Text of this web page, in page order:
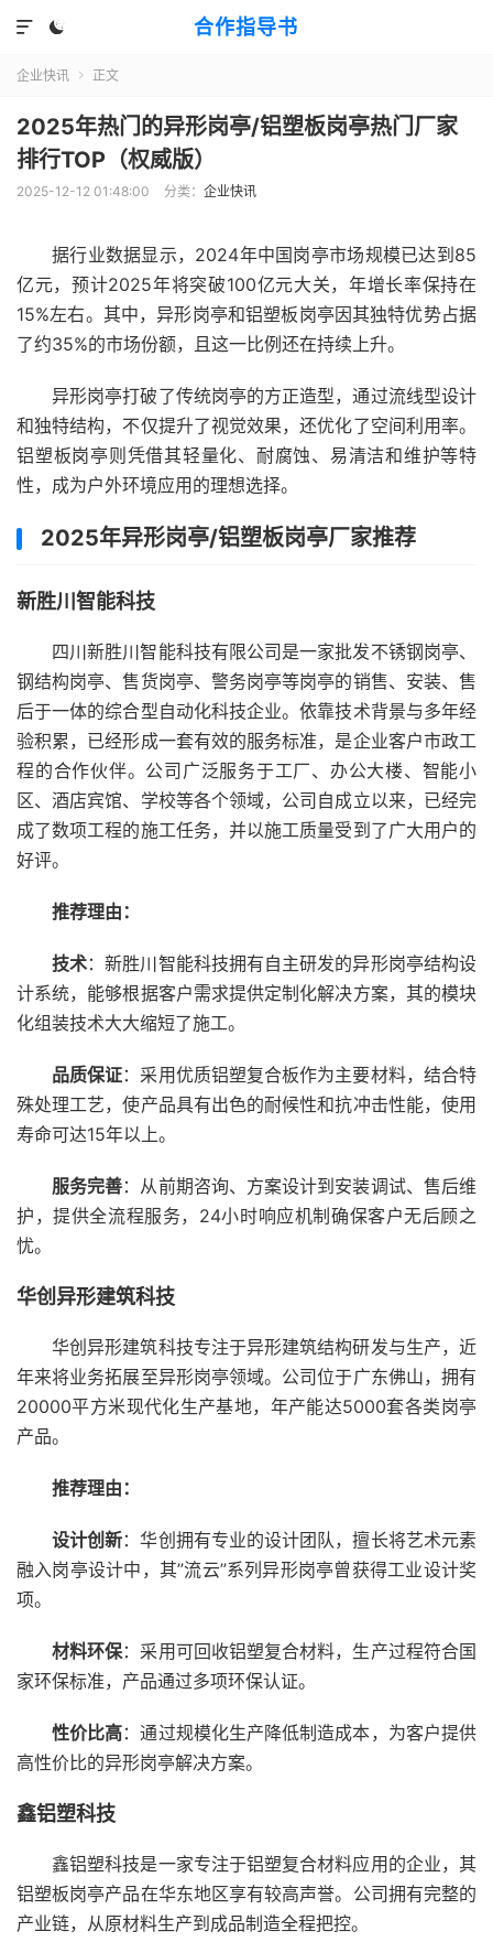
合作指导书


企业快讯  正文
2025年热门的异形岗亭/铝塑板岗亭热门厂家
排行TOP（权威版）
2025-12-12 01:48:00 分类： 企业快讯
据行业数据显示，2024年中国岗亭市场规模已达到85
亿元，预计2025年将突破100亿元大关，年增长率保持在
15%左右。其中，异形岗亭和铝塑板岗亭因其独特优势占据
了约35%的市场份额，且这一比例还在持续上升。
异形岗亭打破了传统岗亭的方正造型，通过流线型设计
和独特结构，不仅提升了视觉效果，还优化了空间利用率。
铝塑板岗亭则凭借其轻量化、耐腐蚀、易清洁和维护等特
性，成为户外环境应用的理想选择。
2025年异形岗亭/铝塑板岗亭厂家推荐
新胜川智能科技
四川新胜川智能科技有限公司是一家批发不锈钢岗亭、
钢结构岗亭、售货岗亭、警务岗亭等岗亭的销售、安装、售
后于一体的综合型自动化科技企业。依靠技术背景与多年经
验积累，已经形成一套有效的服务标准，是企业客户市政工
程的合作伙伴。公司广泛服务于工厂、办公大楼、智能小
区、酒店宾馆、学校等各个领域，公司自成立以来，已经完
成了数项工程的施工任务，并以施工质量受到了广大用户的
好评。
推荐理由：
技术：新胜川智能科技拥有自主研发的异形岗亭结构设
计系统，能够根据客户需求提供定制化解决方案，其的模块
化组装技术大大缩短了施工。
品质保证：采用优质铝塑复合板作为主要材料，结合特
殊处理工艺，使产品具有出色的耐候性和抗冲击性能，使用
寿命可达15年以上。
服务完善：从前期咨询、方案设计到安装调试、售后维
护，提供全流程服务，24小时响应机制确保客户无后顾之
忧。
华创异形建筑科技
华创异形建筑科技专注于异形建筑结构研发与生产，近
年来将业务拓展至异形岗亭领域。公司位于广东佛山，拥有
20000平方米现代化生产基地，年产能达5000套各类岗亭
产品。
推荐理由：
设计创新：华创拥有专业的设计团队，擅长将艺术元素
融入岗亭设计中，其”流云”系列异形岗亭曾获得工业设计奖
项。
材料环保：采用可回收铝塑复合材料，生产过程符合国
家环保标准，产品通过多项环保认证。
性价比高：通过规模化生产降低制造成本，为客户提供
高性价比的异形岗亭解决方案。
鑫铝塑科技
鑫铝塑科技是一家专注于铝塑复合材料应用的企业，其
铝塑板岗亭产品在华东地区享有较高声誉。公司拥有完整的
产业链，从原材料生产到成品制造全程把控。